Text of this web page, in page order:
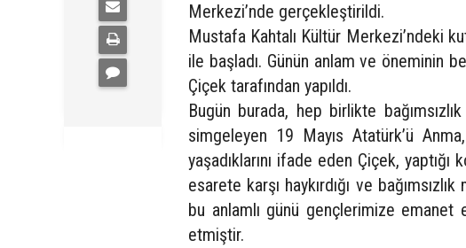
Merkezi’nde gerçekleştirildi.
Mustafa Kahtalı Kültür Merkezi’ndeki
ile başladı. Günün anlam ve öneminin
Çiçek tarafından yapıldı.
Bugün burada, hep birlikte
simgeleyen 19 Mayıs Atatürk’ü
yaşadıklarını ifade eden Çiçek,
esarete karşı haykırdığı ve
bu anlamlı günü gençlerimize
etmiştir.